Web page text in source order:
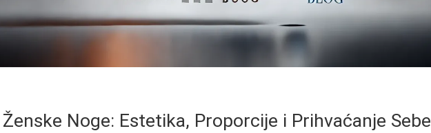
Noge: Estetika, Proporcije i Prihvaćanje Sebe